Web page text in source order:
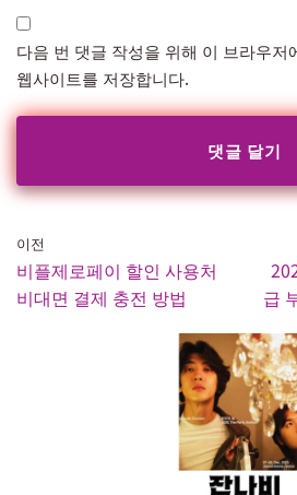
다음 번 댓글 작성을 위해 이 브라우저
웹사이트를 저장합니다.
이전
비플제로페이 할인 사용처
비대면 결제 충전 방법
급